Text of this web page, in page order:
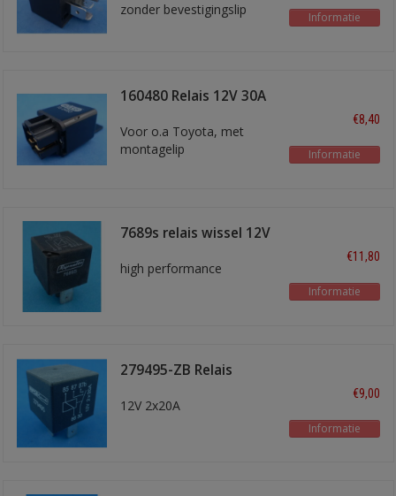
zonder bevestigingslip Informatie
160480 Relais 12V 30A
Voor o.a Toyota, met
montagelip
€8,40
Informatie
7689s relais wissel 12V
high performance
€11,80
Informatie
279495-ZB Relais
12V 2x20A
€9,00
Informatie